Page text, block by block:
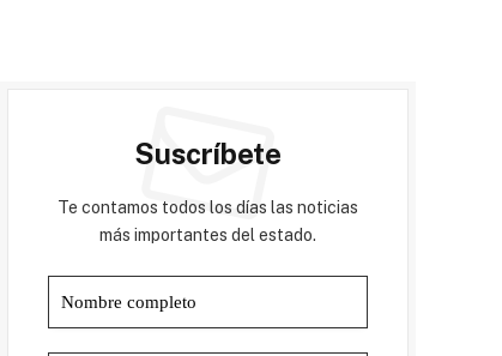
Suscríbete
Te contamos todos los días las noticias
más importantes del estado.